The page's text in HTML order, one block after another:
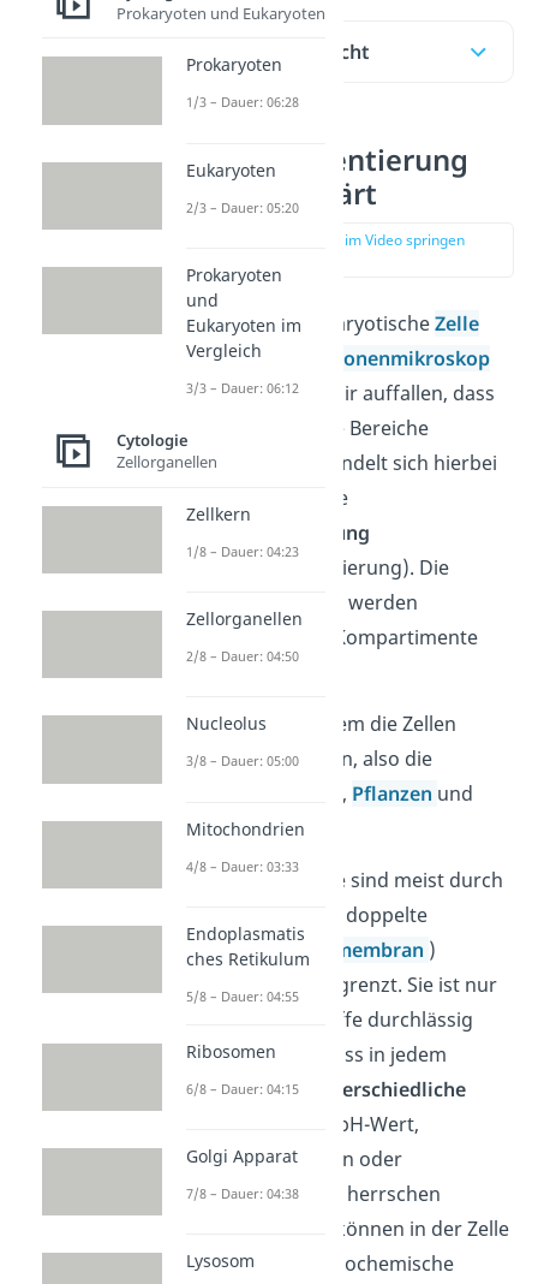
Inhaltsübersicht
Kompartimentierung
einfach erklärt
zur Stelle im Video springen
Wenn du eine eukaryotischeZelle
unter einem
Elektronenmikroskop
betrachtest, wird dir auffallen, dass
diese in bestimmte Bereiche
unterteilt ist. Es handelt sich hierbei
um die sogenannte
Kompartimentierung
(Zellkompartimentierung). Die
einzelnen Bereiche werden
entsprechend als Kompartimente
bezeichnet.
Das betrifft vor allem die Zellen
höherer Lebewesen, also die
, Pflanzen und
Pilze).
Zellkompartimente sind meist durch
eine einfache oder doppelte
Trennschicht (Biomembran )
voneinander abgegrenzt. Sie ist nur
für bestimmte Stoffe durchlässig
und ermöglicht, dass in jedem
Kompartiment
unterschiedliche
wie pH-Wert,
Ionenkonzentration oder
Enzymausstattung herrschen
können. Dadurch können in der Zelle
unterschiedliche biochemische
Prokaryoten und Eukaryoten
Prokaryoten
1/3 – Dauer: 06:28
Eukaryoten
2/3 – Dauer: 05:20
Prokaryoten
und
Eukaryoten im
Vergleich
3/3 – Dauer: 06:12
Cytologie
Zellorganellen
Zellkern
1/8 – Dauer: 04:23
Zellorganellen
2/8 – Dauer: 04:50
Nucleolus
3/8 – Dauer: 05:00
Mitochondrien
4/8 – Dauer: 03:33
Endoplasmatis
ches Retikulum
5/8 – Dauer: 04:55
Ribosomen
6/8 – Dauer: 04:15
Golgi Apparat
7/8 – Dauer: 04:38
Lysosom